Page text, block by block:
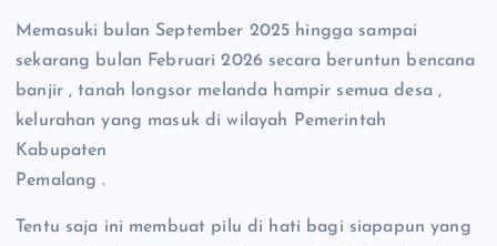
Memasuki bulan September 2025 hingga sampai
sekarang bulan Februari 2026 secara beruntun bencana
banjir , tanah longsor melanda hampir semua desa ,
kelurahan yang masuk di wilayah Pemerintah
Kabupaten
Pemalang .
Tentu saja ini membuat pilu di hati bagi siapapun yang